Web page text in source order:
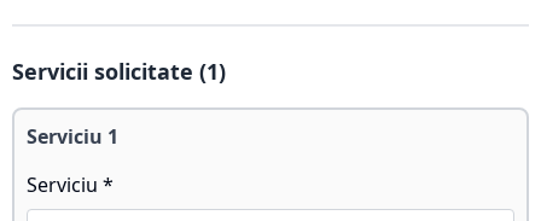
Servicii solicitate (1)
Serviciu 1
Serviciu *